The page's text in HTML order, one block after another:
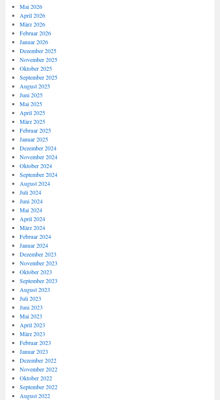
Mai 2026
April 2026
März 2026
Februar 2026
Januar 2026
Dezember 2025
November 2025
Oktober 2025
September 2025
August 2025
Juni 2025
Mai 2025
April 2025
März 2025
Februar 2025
Januar 2025
Dezember 2024
November 2024
Oktober 2024
September 2024
August 2024
Juli 2024
Juni 2024
Mai 2024
April 2024
März 2024
Februar 2024
Januar 2024
Dezember 2023
November 2023
Oktober 2023
September 2023
August 2023
Juli 2023
Juni 2023
Mai 2023
April 2023
März 2023
Februar 2023
Januar 2023
Dezember 2022
November 2022
Oktober 2022
September 2022
August 2022